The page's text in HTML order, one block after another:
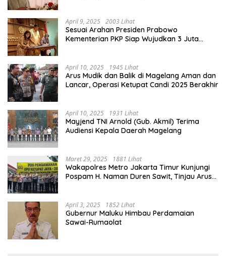
April 9, 2025 2003 Lihat
Sesuai Arahan Presiden Prabowo
Kementerian PKP Siap Wujudkan 3 Juta
April 10, 2025 1945 Lihat
Arus Mudik dan Balik di Magelang Aman dan
Lancar, Operasi Ketupat Candi 2025 Berakhir
April 10, 2025 1931 Lihat
Mayjend TNI Arnold (Gub. Akmil) Terima
Audiensi Kepala Daerah Magelang
Maret 29, 2025 1881 Lihat
Wakapolres Metro Jakarta Timur Kunjungi
Pospam H. Naman Duren Sawit, Tinjau Arus
April 3, 2025 1852 Lihat
Gubernur Maluku Himbau Perdamaian
Sawai-Rumaolat